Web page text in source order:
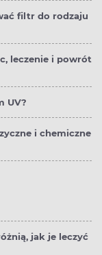
filtr do rodzaju
leczenie i powrót
UV?
i chemiczne
jak je leczyć